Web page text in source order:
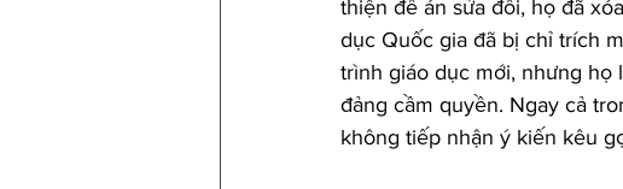
thiện đề án sửa đổi, họ đã
dục Quốc gia đã bị chỉ trích
trình giáo dục mới, nhưng họ
đảng cầm quyền. Ngay cả
không tiếp nhận ý kiến kêu